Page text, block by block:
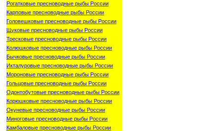
Рогатковые пресноводные рыбы России
Карповые пресноводные рыбы России
Головешковые пресноводные рыбы России
Щуковые пресноводные рыбы России
Тресковые пресноводные рыбы России
Колюшковые пресноводные рыбы России
Бычковые пресноводные рыбы России
Икталуровые пресноводные рыбы России
Мороновые пресноводные рыбы России
Гольцовые пресноводные рыбы России
Одонтобутовые пресноводные рыбы России
Корюшковые пресноводные рыбы России
Окуневые пресноводные рыбы России
Миноговые пресноводные рыбы России
Камбаловые пресноводные рыбы России